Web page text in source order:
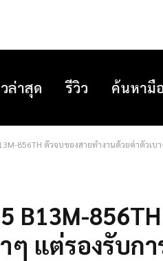
ล่าสุด รีวิว ค้นหามื
856TH ตัวจบของสายทำงานด้วยค่าตัวเ
B13M-
ๆ แต่รองรับก